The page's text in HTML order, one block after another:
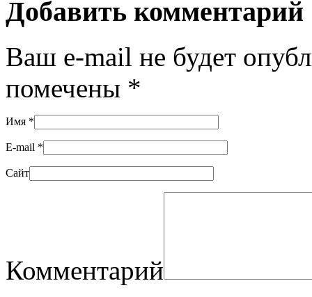
Добавить комментарий
Ваш e-mail не будет
помечены *
Имя *
E-mail *
Сайт
Комментарий